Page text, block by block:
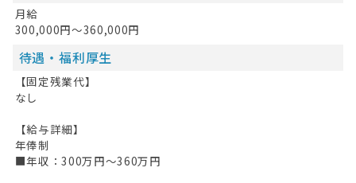
月給
300,000円～360,000円
待遇・福利厚生
【固定残業代】
なし
【給与詳細】
年俸制
■年収：300万円～360万円